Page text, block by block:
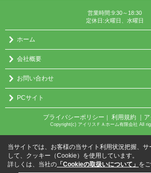
営業時間:9:30～18:30
定休日:火曜日、水曜日
ホーム
会社概要
お問い合わせ
PCサイト
プライバシーポリシー 利用規約 ｜
Copyright(c) アイリスＦＡホーム有限会社 All
当サイトでは、お客様の当サイト利用状況把握、サ
して、クッキー（Cookie）を使用しています。
詳しくは、当社の 「Cookieの取扱いについて」 を